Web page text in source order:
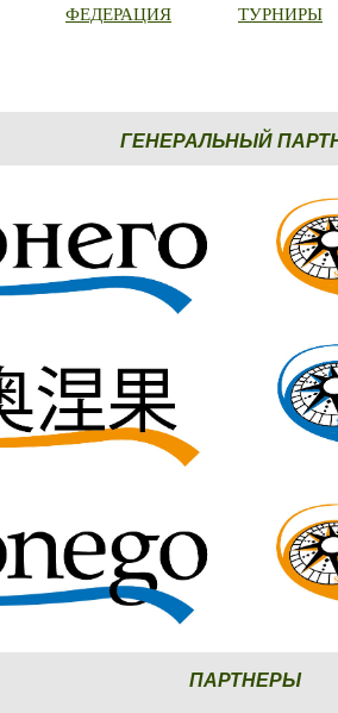
ФЕДЕРАЦИЯ ТУРНИРЫ
ГЕНЕРАЛЬНЫЙ
ПАРТНЕРЫ